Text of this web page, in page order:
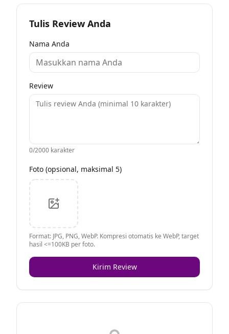
Tulis Review Anda
Nama Anda
Review
0/2000 karakter
Foto (opsional, maksimal 5)
Format: JPG, PNG, WebP. Kompresi otomatis ke WebP, target
hasil <=100KB per foto.
Kirim Review